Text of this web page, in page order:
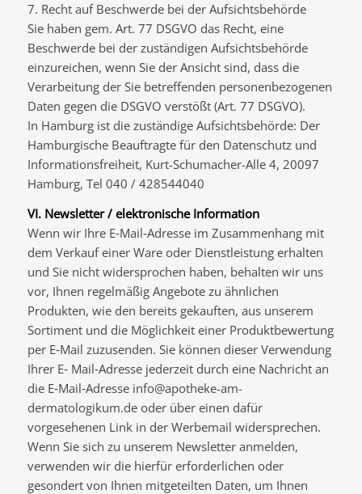
7. Recht auf Beschwerde bei der Aufsichtsbehörde
Sie haben gem. Art. 77 DSGVO das Recht, eine
Beschwerde bei der zuständigen Aufsichtsbehörde
einzureichen, wenn Sie der Ansicht sind, dass die
Verarbeitung der Sie betreffenden personenbezogenen
Daten gegen die DSGVO verstößt (Art. 77 DSGVO).
In Hamburg ist die zuständige Aufsichtsbehörde: Der
Hamburgische Beauftragte für den Datenschutz und
Informationsfreiheit, Kurt-Schumacher-Alle 4, 20097
Hamburg, Tel 040 / 428544040
VI. Newsletter / elektronische Information
Wenn wir Ihre E‐Mail‐Adresse im Zusammenhang mit
dem Verkauf einer Ware oder Dienstleistung erhalten
und Sie nicht widersprochen haben, behalten wir uns
vor, Ihnen regelmäßig Angebote zu ähnlichen
Produkten, wie den bereits gekauften, aus unserem
Sortiment und die Möglichkeit einer Produktbewertung
per E‐Mail zuzusenden. Sie können dieser Verwendung
Ihrer E‐ Mail‐Adresse jederzeit durch eine Nachricht an
die E‐Mail‐Adresse info@apotheke-am-
dermatologikum.de oder über einen dafür
vorgesehenen Link in der Werbemail widersprechen.
Wenn Sie sich zu unserem Newsletter anmelden,
verwenden wir die hierfür erforderlichen oder
gesondert von Ihnen mitgeteilten Daten, um Ihnen